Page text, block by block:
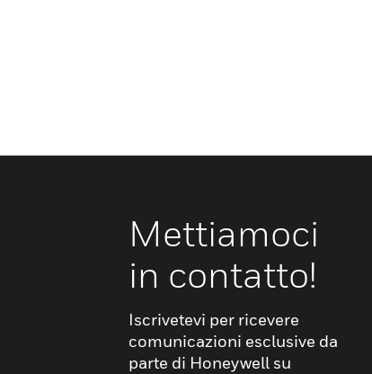
Mettiamoci
in contatto!
Iscrivetevi per ricevere
comunicazioni esclusive da
parte di Honeywell su